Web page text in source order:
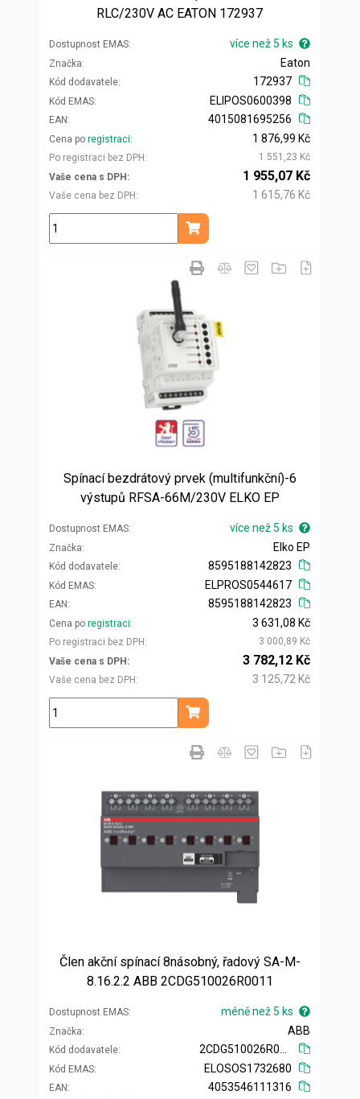
RLC/230V AC EATON 172937
Dostupnost EMAS více než 5 ks
Značka
Kód dodavatele
Eaton
172937
Kód EMAS
EAN
ELIPOS0600398
4015081695256
Cena po registraci
Po registraci bez DPH
1 876,99 Kč
1 551,23 Kč
Vaše cena s DPH
Vaše cena bez DPH
1 955,07 Kč
1 615,76 Kč
ks
Přidat do košíku
Spínací bezdrátový prvek (multifunkční)-6
výstupů RFSA-66M/230V ELKO EP
Dostupnost EMAS více než 5 ks
Značka
Kód dodavatele
Elko EP
8595188142823
Kód EMAS
EAN
ELPROS0544617
8595188142823
Cena po registraci
Po registraci bez DPH
3 631,08 Kč
3 000,89 Kč
Vaše cena s DPH
Vaše cena bez DPH
3 782,12 Kč
3 125,72 Kč
ks
Přidat do košíku
Člen akční spínací 8násobný, řadový SA-M-
8.16.2.2 ABB 2CDG510026R0011
Dostupnost EMAS méně než 5 ks
Značka
Kód dodavatele
ABB
2CDG510026R0011
Kód EMAS
EAN
ELOSOS1732680
4053546111316